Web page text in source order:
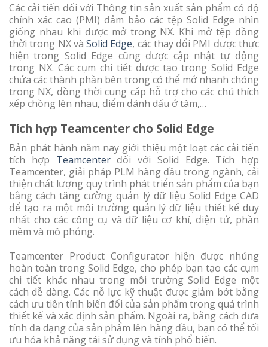
Các cải tiến đối với Thông tin sản xuất sản phẩm có độ
chính xác cao (PMI) đảm bảo các tệp Solid Edge nhìn
giống nhau khi được mở trong NX. Khi mở tệp đồng
thời trong NX vàSolid Edge, các thay đổi PMI được thực
hiện trong Solid Edge cũng được cập nhật tự động
trong NX. Các cụm chi tiết được tạo trong Solid Edge
chứa các thành phần bên trong có thể mở nhanh chóng
trong NX, đồng thời cung cấp hỗ trợ cho các chú thích
xếp chồng lên nhau, điểm đánh dấu ở tâm,…
Tích hợp Teamcenter cho Solid Edge
Bản phát hành năm nay giới thiệu một loạt các cải tiến
tích hợp Teamcenterđối với Solid Edge. Tích hợp
Teamcenter, giải pháp PLM hàng đầu trong ngành, cải
thiện chất lượng quy trình phát triển sản phẩm của bạn
bằng cách tăng cường quản lý dữ liệu Solid Edge CAD
để tạo ra một môi trường quản lý dữ liệu thiết kế duy
nhất cho các công cụ và dữ liệu cơ khí, điện tử, phần
mềm và mô phỏng.
Teamcenter Product Configurator hiện được nhúng
hoàn toàn trong Solid Edge, cho phép bạn tạo các cụm
chi tiết khác nhau trong môi trường Solid Edge một
cách dễ dàng. Các nỗ lực kỹ thuật được giảm bớt bằng
cách ưu tiên tính biến đổi của sản phẩm trong quá trình
thiết kế và xác định sản phẩm. Ngoài ra, bằng cách đưa
tính đa dạng của sản phẩm lên hàng đầu, bạn có thể tối
ưu hóa khả năng tái sử dụng và tính phổ biến.